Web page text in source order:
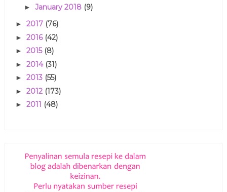
► January 2018 (9)
► 2017 (76)
► 2016 (42)
► 2015 (8)
► 2014 (31)
► 2013 (55)
► 2012 (173)
► 2011 (48)